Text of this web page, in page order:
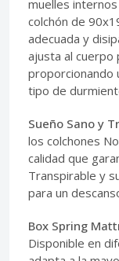
muelles
colchón de
adecuada y
ajusta al cuerpo
proporcionando
tipo de
Sueño Sano y
los colchones
calidad que
Transpirable y
para un
Box Spring
Disponible en